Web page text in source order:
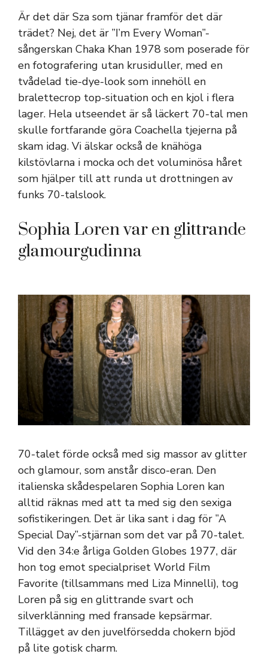
Är det där Sza som tjänar framför det där
trädet? Nej, det är ”I’m Every Woman”-
sångerskan Chaka Khan 1978 som poserade för
en fotografering utan krusiduller, med en
tvådelad tie-dye-look som innehöll en
bralettecrop top-situation och en kjol i flera
lager. Hela utseendet är så läckert 70-tal men
skulle fortfarande göra Coachella tjejerna på
skam idag. Vi älskar också de knähöga
kilstövlarna i mocka och det voluminösa håret
som hjälper till att runda ut drottningen av
funks 70-talslook.
Sophia Loren var en glittrande
glamourgudinna
70-talet förde också med sig massor av glitter
och glamour, som anstår disco-eran. Den
italienska skådespelaren Sophia Loren kan
alltid räknas med att ta med sig den sexiga
sofistikeringen. Det är lika sant i dag för ”A
Special Day”-stjärnan som det var på 70-talet.
Vid den 34:e årliga Golden Globes 1977, där
hon tog emot specialpriset World Film
Favorite (tillsammans med Liza Minnelli), tog
Loren på sig en glittrande svart och
silverklänning med fransade kepsärmar.
Tillägget av den juvelförsedda chokern bjöd
på lite gotisk charm.